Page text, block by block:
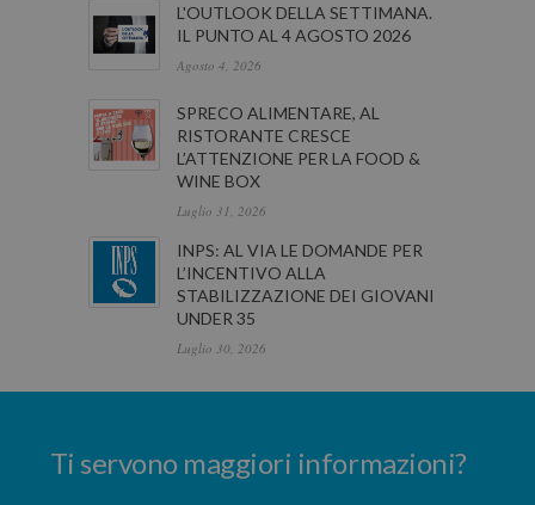
L'OUTLOOK DELLA SETTIMANA.
IL PUNTO AL 4 AGOSTO 2026
Agosto 4, 2026
SPRECO ALIMENTARE, AL
RISTORANTE CRESCE
L’ATTENZIONE PER LA FOOD &
WINE BOX
Luglio 31, 2026
INPS: AL VIA LE DOMANDE PER
L’INCENTIVO ALLA
STABILIZZAZIONE DEI GIOVANI
UNDER 35
Luglio 30, 2026
Ti servono maggiori informazioni?